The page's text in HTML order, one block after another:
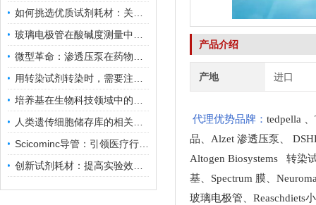
产品介绍
产地 进口
代理优势品牌： tedpella
品
Alzet 渗透压泵
Altogen Biosystems 转染
基
Spectrum 膜
玻璃电极管
Reaschdiets